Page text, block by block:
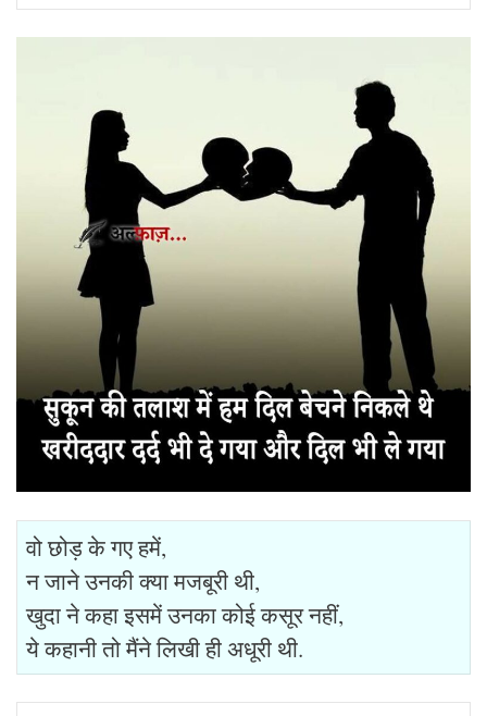
वो छोड़ के गए हमें,
न जाने उनकी क्या मजबूरी थी,
खुदा ने कहा इसमें उनका कोई कसूर नहीं,
ये कहानी तो मैंने लिखी ही अधूरी थी.